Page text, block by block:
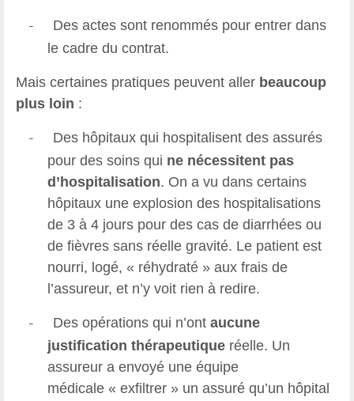
-
Des actes sont renommés pour entrer dans
le cadre du contrat.
Mais certaines pratiques peuvent aller beaucoup
plus loin :
-
Des hôpitaux qui hospitalisent des assurés
pour des soins qui ne nécessitent pas
d’hospitalisation. On a vu dans certains
hôpitaux une explosion des hospitalisations
de 3 à 4 jours pour des cas de diarrhées ou
de fièvres sans réelle gravité. Le patient est
nourri, logé, « réhydraté » aux frais de
l’assureur, et n’y voit rien à redire.
- Des opérations qui n’ont aucune
justification thérapeutique réelle. Un
assureur a envoyé une équipe
médicale « exfiltrer » un assuré qu’un hôpital